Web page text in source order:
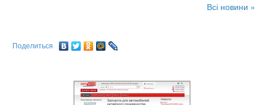
Всі новини »
Поделиться